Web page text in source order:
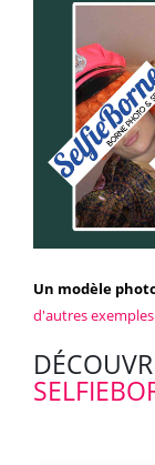
Un modèle
d'autres